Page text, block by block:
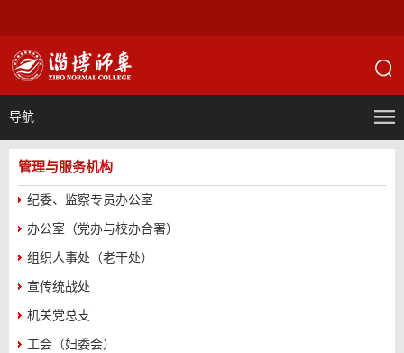
导航
管理与服务机构
纪委、监察专员办公室
办公室（党办与校办合署）
组织人事处（老干处）
宣传统战处
机关党总支
工会（妇委会）